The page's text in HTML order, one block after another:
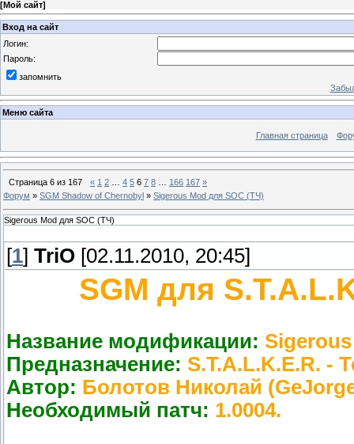
[Мой сайт]
Вход на сайт
Логин:
Пароль:
запомнить
Меню сайта
Главная страница
Страница 6 из 167 « 1 2 4 5 6 7 8 166 167 »
Форум » SGM Shadow of Chernobyl » Sigerous Mod для SOC (ТЧ)
Sigerous Mod для SOC (ТЧ)
[1] TriO [02.11.2010, 20:45]
SGM для
Название модификации:
Предназначение: S.T.A.L.K.E.R. -
Автор: Болотов Николай
Необходимый патч: 1.0004.